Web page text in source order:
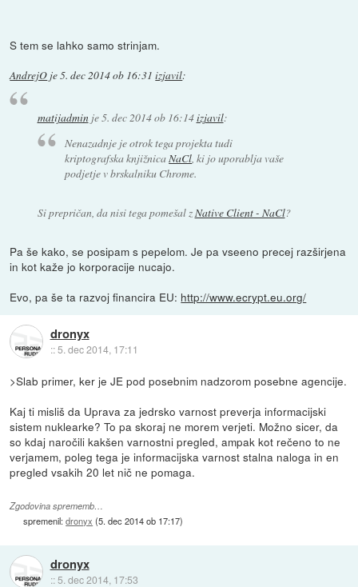
S tem se lahko samo strinjam.
AndrejO je5. dec 2014 ob 16:31 izjavil:
matijadminje5. dec 2014 ob 16:14izjavil:
Nenazadnje je otrok tega projekta tudi
kriptografska knjižnicaNaCl, ki jo uporablja vaše
podjetje v brskalniku Chrome.
Si prepričan, da nisi tega pomešal zNative Client - NaCl?
Pa še kako, se posipam s pepelom. Je pa vseeno precej razširjena
in kot kaže jo korporacije nucajo.
Evo, pa še ta razvoj financira EU: http://www.ecrypt.eu.org/
dronyx
::5. dec 2014, 17:11
>Slab primer, ker je JE pod posebnim nadzorom posebne agencije.
Kaj ti misliš da Uprava za jedrsko varnost preverja informacijski
sistem nuklearke? To pa skoraj ne morem verjeti. Možno sicer, da
so kdaj naročili kakšen varnostni pregled, ampak kot rečeno to ne
verjamem, poleg tega je informacijska varnost stalna naloga in en
pregled vsakih 20 let nič ne pomaga.
Zgodovina sprememb…
spremenil:dronyx (5. dec 2014 ob 17:17)
dronyx
:: 5. dec 2014, 17:53